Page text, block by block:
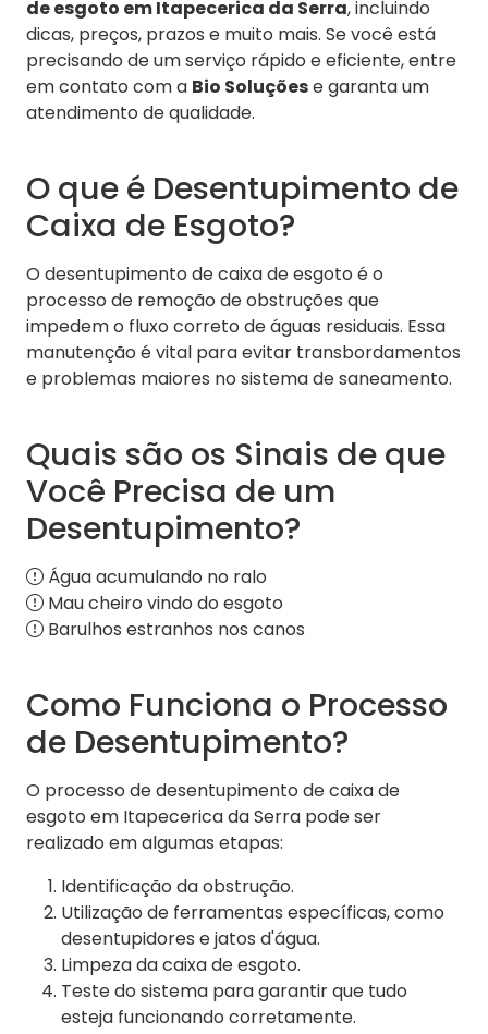
de esgoto em Itapecerica da Serra, incluindo
dicas, preços, prazos e muito mais. Se você está
precisando de um serviço rápido e eficiente, entre
em contato com a Bio Soluçõese garanta um
atendimento de qualidade.
O que é Desentupimento de
Caixa de Esgoto?
O desentupimento de caixa de esgoto é o
processo de remoção de obstruções que
impedem o fluxo correto de águas residuais. Essa
manutenção é vital para evitar transbordamentos
e problemas maiores no sistema de saneamento.
Quais são os Sinais de que
Você Precisa de um
Desentupimento?
Água acumulando no ralo
Mau cheiro vindo do esgoto
Barulhos estranhos nos canos
Como Funciona o Processo
de Desentupimento?
O processo de desentupimento de caixa de
esgoto em Itapecerica da Serra pode ser
realizado em algumas etapas:
Identificação da obstrução.
Utilização de ferramentas específicas, como
desentupidores e jatos d'água.
Limpeza da caixa de esgoto.
Teste do sistema para garantir que tudo
esteja funcionando corretamente.